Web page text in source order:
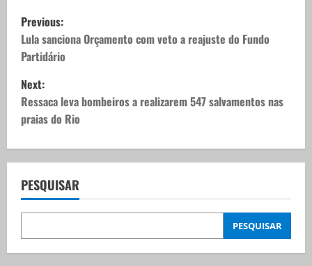
P
o
s
t
n
a
v
i
g
Previous:
Lula sanciona Orçamento com veto a reajuste do Fundo
Partidário
Next:
Ressaca leva bombeiros a realizarem 547 salvamentos nas
praias do Rio
PESQUISAR
PESQUISAR